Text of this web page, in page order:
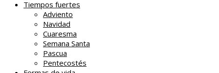
Tiempos fuertes
Adviento
Navidad
Cuaresma
Semana Santa
Pascua
Pentecostés